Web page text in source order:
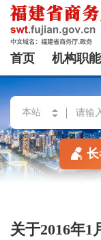
首页 机构职能
关于2016年1